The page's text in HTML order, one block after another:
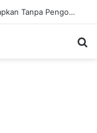
Gaya Hidup Sehat yang Mudah Diterapkan Tanpa Pengorbanan Ekstrem dan Konsisten